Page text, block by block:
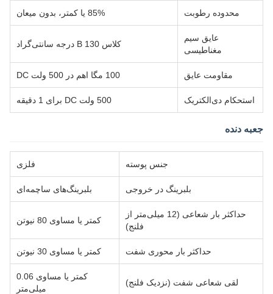
محدوده رطوبت 85% یا کمتر، بدون میعان
عایق سیم
مغناطیسی
کلاس B 130 درجه سانتی‌گراد
مقاومت عایق 100 مگا اهم در 500 ولت DC
استحکام دی‌الکتریک 500 ولت DC برای 1 دقیقه
جعبه دنده
جنس پوسته فلزی
بلبرینگ در خروجی بلبرینگ‌های ساچمه‌ای
حداکثر بار شعاعی (12 میلی‌متر از
فلنج)
کمتر یا مساوی 80 نیوتن
حداکثر بار محوری شفت کمتر یا مساوی 30 نیوتن
لقی شعاعی شفت (نزدیک فلنج)
کمتر یا مساوی 0.06
میلی‌متر